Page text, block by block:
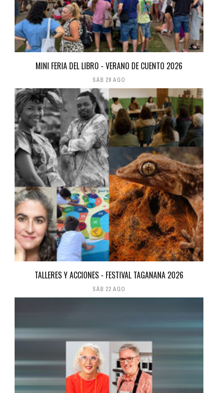
MINI FERIA DEL LIBRO - VERANO DE CUENTO 2026
SÁB 29 AGO
TALLERES Y ACCIONES - FESTIVAL TAGANANA 2026
SÁB 22 AGO